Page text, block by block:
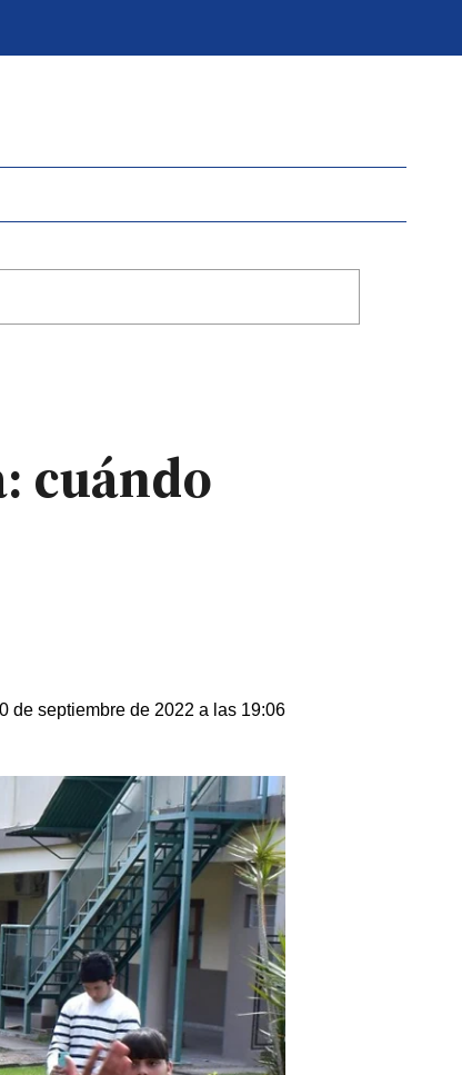
cuándo
de septiembre de 2022 a las 19:06